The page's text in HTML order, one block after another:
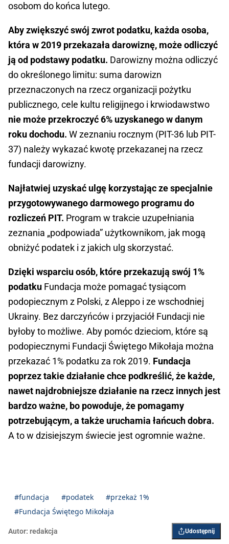
osobom do końca lutego.
Aby zwiększyć swój zwrot podatku, każda osoba,
która w 2019 przekazała darowiznę, może odliczyć
ją od podstawy podatku. Darowizny można odliczyć
do określonego limitu: suma darowizn
przeznaczonych na rzecz organizacji pożytku
publicznego, cele kultu religijnego i krwiodawstwo
nie może przekroczyć 6% uzyskanego w danym
roku dochodu. W zeznaniu rocznym (PIT-36 lub PIT-
37) należy wykazać kwotę przekazanej na rzecz
fundacji darowizny.
Najłatwiej uzyskać ulgę korzystając ze specjalnie
przygotowywanego darmowego programu do
rozliczeń PIT. Program w trakcie uzupełniania
zeznania „podpowiada” użytkownikom, jak mogą
obniżyć podatek i z jakich ulg skorzystać.
Dzięki wsparciu osób, które przekazują swój 1%
podatku Fundacja może pomagać tysiącom
podopiecznym z Polski, z Aleppo i ze wschodniej
Ukrainy. Bez darczyńców i przyjaciół Fundacji nie
byłoby to możliwe. Aby pomóc dzieciom, które są
podopiecznymi Fundacji Świętego Mikołaja można
przekazać 1% podatku za rok 2019. Fundacja
poprzez takie działanie chce podkreślić, że każde,
nawet najdrobniejsze działanie na rzecz innych jest
bardzo ważne, bo powoduje, że pomagamy
potrzebującym, a także uruchamia łańcuch dobra.
A to w dzisiejszym świecie jest ogromnie ważne.
#fundacja #podatek
#przekaż 1%
#Fundacja Świętego Mikołaja
Autor: redakcja Udostępnij